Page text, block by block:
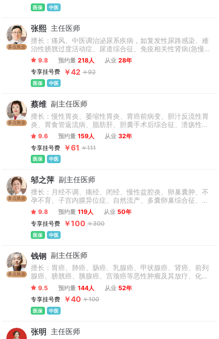
医保 中医
多点执业
张熙 主任医师
擅长：痛风、中医调治泌尿系疾病，如复发性尿路感染、难
治性膀胱过度活动症、尿道综合征、免疫相关性肾病(急慢性
肾炎、类风关或干燥综合征肾损伤)、代谢相关性肾病(糖尿
病、高尿酸血症、高血压、肥胖肾损害等)出现血尿、蛋白尿
或血肌酐增高者，以及水肿、腰痛、阳痿、不育等中医肾系
病症。尤其对难治性高血压、难治性肾炎如包括IgA肾病及膜
性肾炎、血管炎肾损伤、肿瘤相关性肾损伤、肾性骨病、骨
质疏松、肾性贫血、心肾综合征、难治性心衰、血透患者血
压及并发症管理等肾病相关重症疾病和疑难病的诊疗有独到
见解，临床上衷中参西，西为中用。扬中医之长，避西医之
短。以中医思维指导西医治疗，西医诊断辅助中医辨证，中
西医结合诊治泌尿系疾病。
9.8 预约量 218人 从业 28年
专享挂号费
￥42 ￥92
医保 中医
多点执业
蔡维 副主任医师
擅长：慢性胃炎、萎缩性胃炎、胃癌前病变、胆汁反流性胃
炎、胃食管返流病、脂肪肝、胆囊手术后综合征、溃疡性结
肠炎和慢性结肠炎等消化系统疾病。
9.6 预约量 159人 从业 32年
专享挂号费
￥61 ￥111
医保 中医
多点执业
邬之萍 副主任医师
擅长：月经不调、痛经、闭经、慢性盆腔炎、卵巢囊肿、不
孕不育、子宫内膜异位症、自然流产、多囊卵巢综合征、更
年期综合征、卵巢早衰、失眠、产后调理、妇科杂病以及女
性肿瘤手术后的调理等各类妇科疑难杂症。
9.8 预约量 119人 从业 50年
专享挂号费
￥100 ￥300
医保 中医
多点执业
钱钢 副主任医师
擅长：胃癌、肺癌、肠癌、乳腺癌、甲状腺癌、肾癌、前列
腺癌、膀胱癌、胰腺癌、宫颈癌等恶性肿瘤及其放疗、化
疗、术后中医调理。同时对中医内科心脑血管疾病、高血
压、高血脂、糖尿病、冠心病、脑梗、脑萎缩、咳喘、肺结
核、颈淋巴结核、胃炎、螺旋杆菌阳性、胃窦炎、腹泻、便
秘、痛风、失眠、更年期等各类疾病。
9.5 预约量 144人 从业 52年
专享挂号费
￥40 ￥100
医保 中医
张明 主任医师